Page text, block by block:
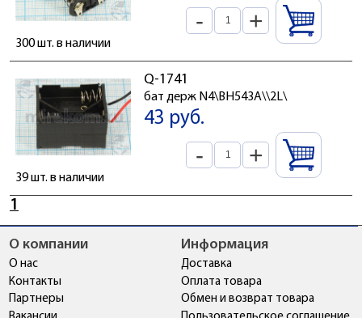
- +
300 шт. в наличии
Q-1741
бат держ N4\BH543A\\2L\
43 руб.
- +
39 шт. в наличии
1
О компании
О нас
Контакты
Партнеры
Информация
Доставка
Оплата товара
Обмен и возврат товара